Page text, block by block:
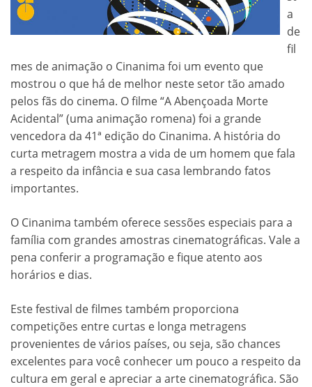
a
de
fil
mes de animação o Cinanima foi um evento que
mostrou o que há de melhor neste setor tão amado
pelos fãs do cinema. O filme “A Abençoada Morte
Acidental” (uma animação romena) foi a grande
vencedora da 41ª edição do Cinanima. A história do
curta metragem mostra a vida de um homem que fala
a respeito da infância e sua casa lembrando fatos
importantes.
O Cinanima também oferece sessões especiais para a
família com grandes amostras cinematográficas. Vale a
pena conferir a programação e fique atento aos
horários e dias.
Este festival de filmes também proporciona
competições entre curtas e longa metragens
provenientes de vários países, ou seja, são chances
excelentes para você conhecer um pouco a respeito da
cultura em geral e apreciar a arte cinematográfica. São